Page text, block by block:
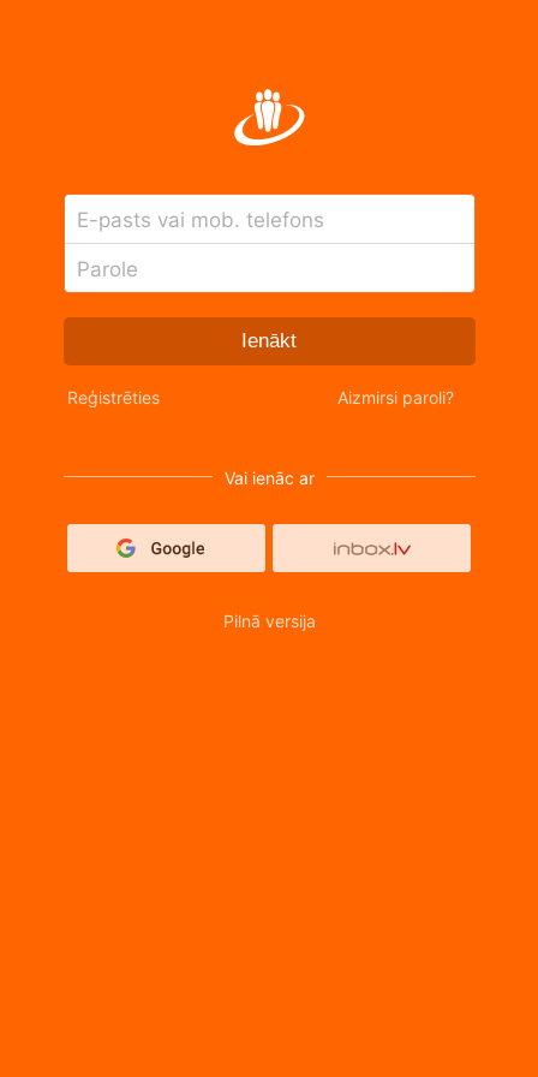
E-pasts vai mob. telefons
Parole
Ienākt
Reģistrēties Aizmirsi paroli?
Vai ienāc ar
Pilnā versija